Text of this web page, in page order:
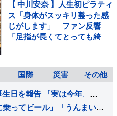
【 中川安奈 】人生初ピラティ
ス「身体がスッキリ整った感
じがします」 ファン反響
「足指が長くてとっても綺
国際 災害 その他
【 DJ KOO 】65歳の誕生日を報告 「実は今年、家族に怪我が続いていて」妻と娘のケガ・手術・入院明かす「健KOO第一で」「最KOOな一年に」
【 古村比呂 】「調子に乗ってビール」「うんまい！体調OK」 久しぶりに「美味しく飲めてよかった」講演会で北海道へ